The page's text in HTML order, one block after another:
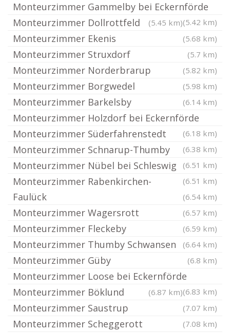
Monteurzimmer Gammelby bei Eckernförde
(5.42 km)
Monteurzimmer Dollrottfeld (5.45 km)
Monteurzimmer Ekenis (5.68 km)
Monteurzimmer Struxdorf (5.7 km)
Monteurzimmer Norderbrarup (5.82 km)
Monteurzimmer Borgwedel (5.98 km)
Monteurzimmer Barkelsby (6.14 km)
Monteurzimmer Holzdorf bei Eckernförde
(6.18 km)
Monteurzimmer Süderfahrenstedt
(6.38 km)
Monteurzimmer Schnarup-Thumby
(6.51 km)
Monteurzimmer Nübel bei Schleswig
(6.51 km)
Monteurzimmer Rabenkirchen-
Faulück
(6.54 km)
Monteurzimmer Wagersrott (6.57 km)
Monteurzimmer Fleckeby (6.59 km)
Monteurzimmer Thumby Schwansen (6.64 km)
Monteurzimmer Güby (6.8 km)
Monteurzimmer Loose bei Eckernförde
(6.83 km)
Monteurzimmer Böklund (6.87 km)
Monteurzimmer Saustrup (7.07 km)
Monteurzimmer Scheggerott (7.08 km)